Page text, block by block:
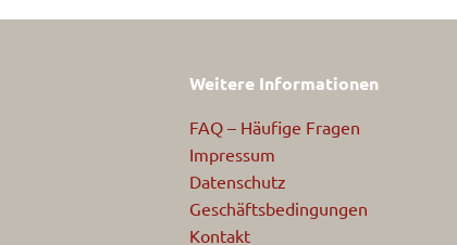
Weitere Informationen
FAQ – Häufige Fragen
Impressum
Datenschutz
Geschäftsbedingungen
Kontakt